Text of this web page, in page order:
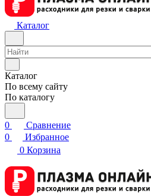
Каталог
Каталог
По всему сайту
По каталогу
0
Сравнение
0
Избранное
0 Корзина